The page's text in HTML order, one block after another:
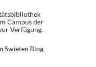
Campus der
Verfügung.
Swieten Blog